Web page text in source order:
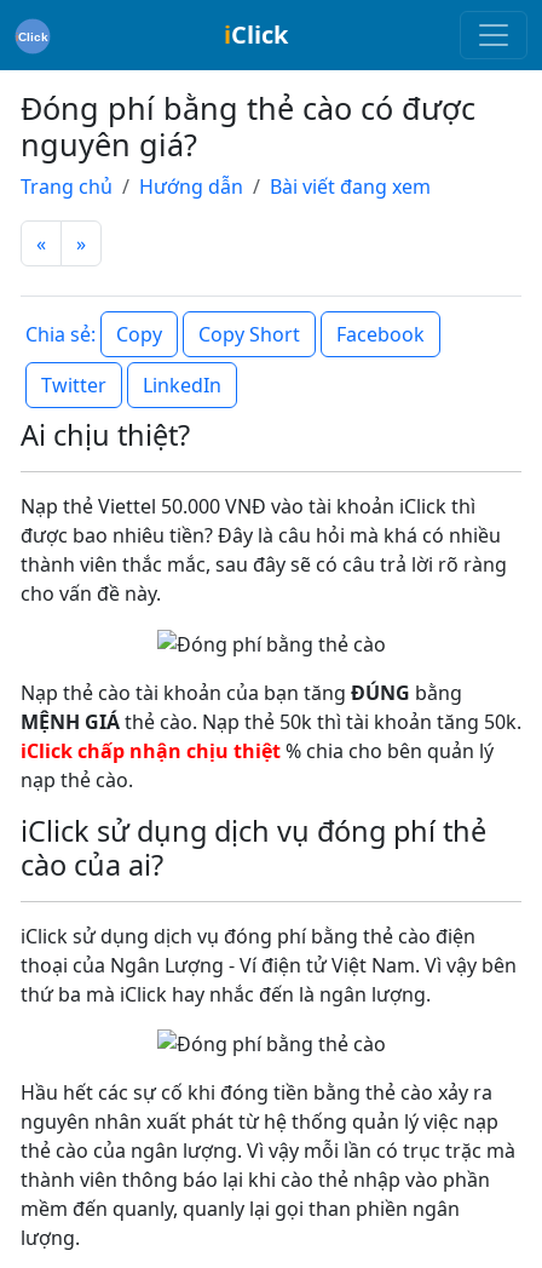
iClick
Đóng phí bằng thẻ cào có được
nguyên giá?
Trang chủ Hướng dẫn Bài viết đang xem
« »
Chia sẻ: Copy Copy Short
Facebook
Twitter
LinkedIn
Ai chịu thiệt?
Nạp thẻ Viettel 50.000 VNĐ vào tài khoản iClick thì
được bao nhiêu tiền? Đây là câu hỏi mà khá có nhiều
thành viên thắc mắc, sau đây sẽ có câu trả lời rõ ràng
cho vấn đề này.
Nạp thẻ cào tài khoản của bạn tăng ĐÚNG bằng
MỆNH GIÁthẻ cào. Nạp thẻ 50k thì tài khoản tăng 50k.
iClick chấp nhận chịu thiệt% chia cho bên quản lý
nạp thẻ cào.
iClick sử dụng dịch vụ đóng phí thẻ
cào của ai?
iClick sử dụng dịch vụ đóng phí bằng thẻ cào điện
thoại của Ngân Lượng - Ví điện tử Việt Nam. Vì vậy bên
thứ ba mà iClick hay nhắc đến là ngân lượng.
Hầu hết các sự cố khi đóng tiền bằng thẻ cào xảy ra
nguyên nhân xuất phát từ hệ thống quản lý việc nạp
thẻ cào của ngân lượng. Vì vậy mỗi lần có trục trặc mà
thành viên thông báo lại khi cào thẻ nhập vào phần
mềm đến quanly, quanly lại gọi than phiền ngân
lượng.